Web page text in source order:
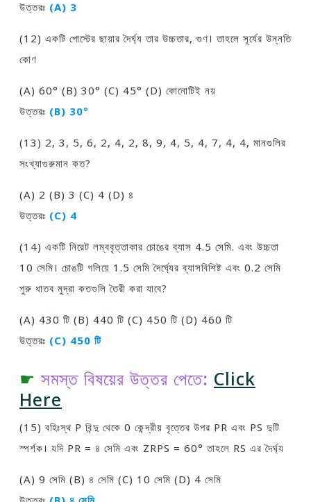
উত্তরঃ (A) 3
(12) একটি পােস্টের ছায়ার দৈর্ঘ্য তার উচ্চতার, গুণ। তাহলে সূর্যের উন্নতি
কোণ
(A) 60° (B) 30° (C) 45° (D) কোনােটিই নয়
উত্তরঃ (B) 30°
(13) 2, 3, 5, 6, 2, 4, 2, 8, 9, 4, 5, 4, 7, 4, 4, মানগুলির
সংখ্যাগুরুমান কত?
(A) 2 (B) 3 (C) 4 (D) ৪
উত্তরঃ (C) 4
(14) একটি নিরেট লম্ববৃত্তাকার চোঙের ব্যাস 4.5 সেমি. এবং উচ্চতা
10 সেমি। চোঙটি গলিয়ে 1.5 সেমি দৈর্ঘ্যের ব্যাসবিশিষ্ট এবং 0.2 সেমি
পুরু ধাতব মুদ্রা কতগুলি তৈরী করা যাবে?
(A) 430 টি (B) 440 টি (C) 450 টি (D) 460 টি
উত্তরঃ (C) 450 টি
☛ সমস্ত বিষয়ের উত্তর পেতে: Click
Here
(15) বহিঃস্থ P বিন্দু থেকে 0 কেন্দ্রীয় বৃত্তের উপর PR এবং PS দুটি
স্পর্শক। যদি PR = ৪ সেমি এবং ZRPS = 60° তাহলে RS এর দৈর্ঘ্য
(A) 9 সেমি (B) ৪ সেমি (C) 10 সেমি (D) 4 সেমি